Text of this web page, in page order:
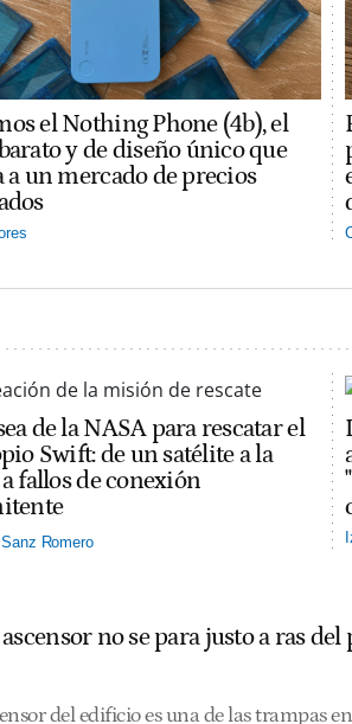
el Nothing Phone (4b), el
y de diseño único que
a un mercado de precios
de la NASA para rescatar el
Swift: de un satélite a la
fallos de conexión
Romero
no se para justo a ras
del edificio es una de las trampas